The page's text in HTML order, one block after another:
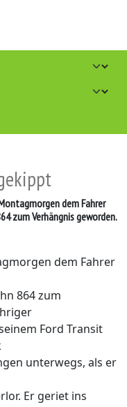
dem Fahrer
zum Verhängnis geworden.
dem Fahrer
864 zum
Ford Transit
unterwegs, als er
Er geriet ins